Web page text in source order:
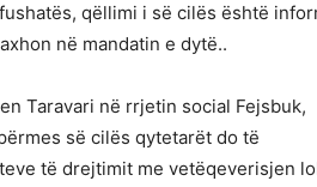
qëllimi i së cilës është
në mandatin e dytë..
Taravari në rrjetin social Fejsbuk,
së cilës qytetarët do të
të drejtimit me vetëqeverisjen